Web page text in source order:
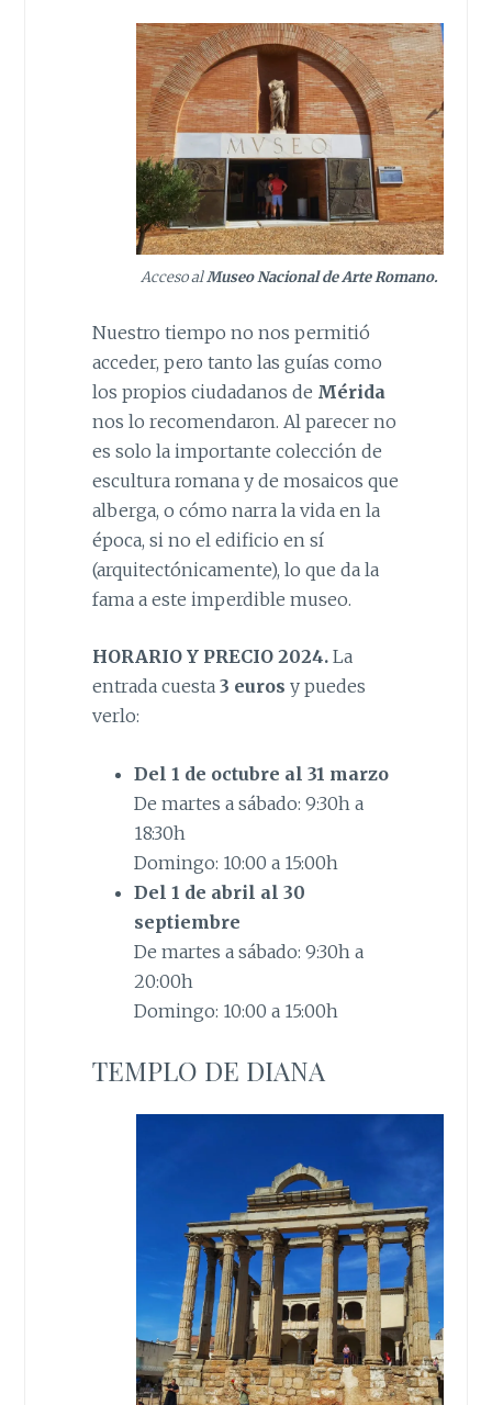
Acceso alMuseo Nacional de Arte Romano.
Nuestro tiempo no nos permitió
acceder, pero tanto las guías como
los propios ciudadanos de Mérida
nos lo recomendaron. Al parecer no
es solo la importante colección de
escultura romana y de mosaicos que
alberga, o cómo narra la vida en la
época, si no el edificio en sí
(arquitectónicamente), lo que da la
fama a este imperdible museo.
HORARIO Y PRECIO 2024. La
entrada cuesta 3 euros y puedes
verlo:
Del 1 de octubre al 31 marzo
De martes a sábado: 9:30h a
18:30h
Domingo: 10:00 a 15:00h
Del 1 de abril al 30
septiembre
De martes a sábado: 9:30h a
20:00h
Domingo: 10:00 a 15:00h
TEMPLO DE DIANA